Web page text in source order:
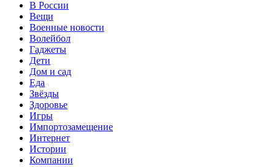
В России
Вещи
Военные новости
Волейбол
Гаджеты
Дети
Дом и сад
Еда
Звёзды
Здоровье
Игры
Импортозамещение
Интернет
Истории
Компании